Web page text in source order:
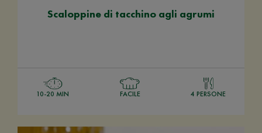
Scaloppine di tacchino agli agrumi
10-20 MIN FACILE 4 PERSONE